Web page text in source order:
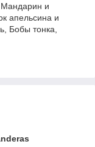
и
апельсина и
Бобы тонка,